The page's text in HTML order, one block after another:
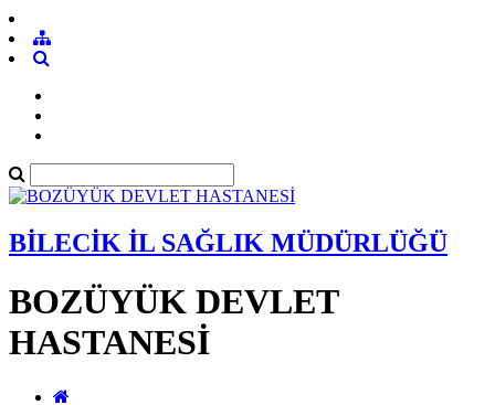
BİLECİK İL SAĞLIK MÜDÜRLÜĞÜ
BOZÜYÜK DEVLET
HASTANESİ